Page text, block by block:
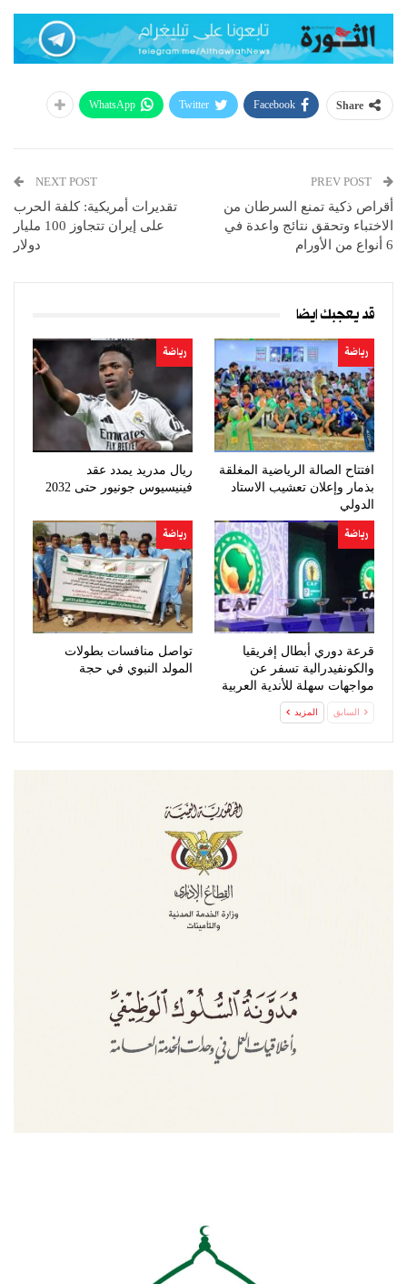
Share
Facebook
Twitter
WhatsApp
أقراص ذكية تمنع السرطان من
الاختباء وتحقق نتائج واعدة في
6 أنواع من الأورام
NEXT POST
تقديرات أمريكية: كلفة الحرب
على إيران تتجاوز 100 مليار
دولار
قد يعجبك ايضا
رياضة
افتتاح الصالة الرياضية المغلقة
بذمار وإعلان تعشيب الاستاد
الدولي
رياضة
ريال مدريد يمدد عقد
فينيسيوس جونيور حتى 2032
رياضة
قرعة دوري أبطال إفريقيا
والكونفيدرالية تسفر عن
مواجهات سهلة للأندية العربية
رياضة
تواصل منافسات بطولات
المولد النبوي في حجة
السابق المزيد